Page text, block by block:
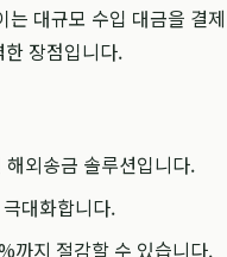
대규모 수입 대금을 결제
장점입니다.
외송금 솔루션입니다.
대화합니다.
까지 절감할 수 있습니다.